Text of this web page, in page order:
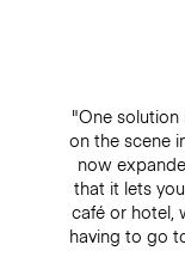
"One solution
on the scene
now
that it lets
café or hotel,
having to go